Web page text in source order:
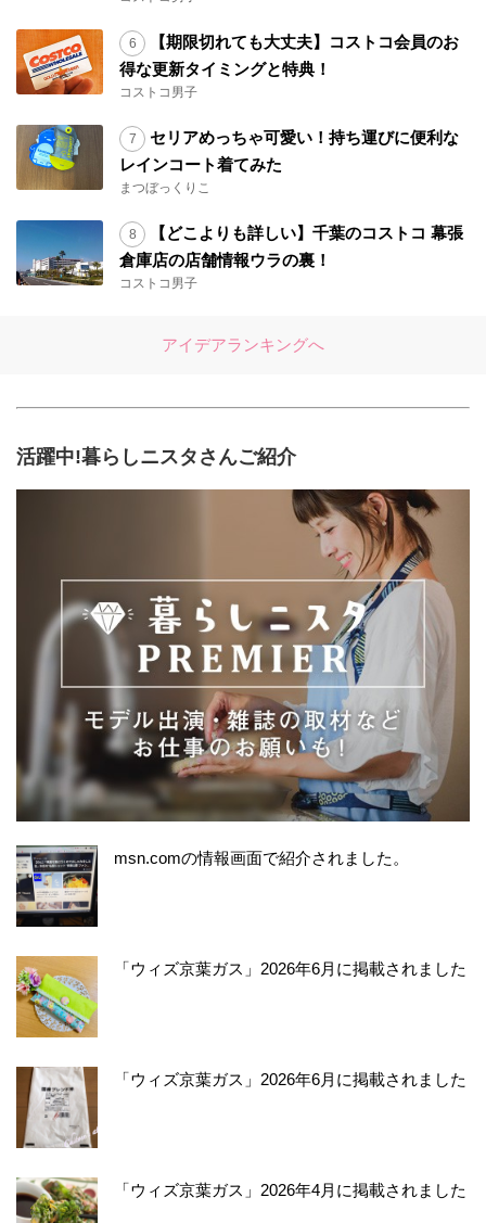
【期限切れても大丈夫】コストコ会員のお
得な更新タイミングと特典！
コストコ男子
セリアめっちゃ可愛い！持ち運びに便利な
レインコート着てみた
まつぼっくりこ
【どこよりも詳しい】千葉のコストコ 幕張
倉庫店の店舗情報ウラの裏！
コストコ男子
アイデアランキングへ
活躍中!暮らしニスタさんご紹介
msn.comの情報画面で紹介されました。
「ウィズ京葉ガス」2026年6月に掲載されました
「ウィズ京葉ガス」2026年6月に掲載されました
「ウィズ京葉ガス」2026年4月に掲載されました